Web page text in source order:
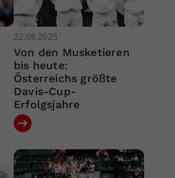
22.08.2025
Von den Musketieren
bis heute:
Österreichs größte
Davis-Cup-
Erfolgsjahre